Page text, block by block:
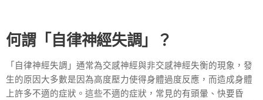
何謂「自律神經失調」？
「自律神經失調」通常為交感神經與非交感神經失衡的現象，發
生的原因大多數是因為高度壓力使得身體過度反應，而造成身體
上許多不適的症狀。這些不適的症狀，常見的有頭暈、快要昏